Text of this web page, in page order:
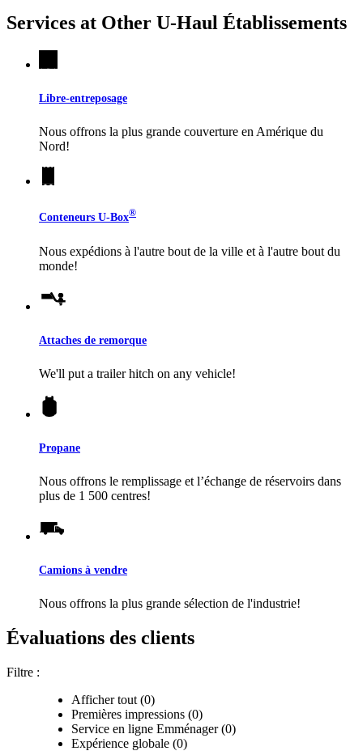
Services at Other U-Haul Établissements
Libre-entreposage
Nous offrons la plus grande couverture en Amérique du
Nord!
Conteneurs U-Box®
Nous expédions à l'autre bout de la ville et à l'autre bout du
monde!
Attaches de remorque
We'll put a trailer hitch on any vehicle!
Propane
Nous offrons le remplissage et l’échange de réservoirs dans
plus de 1 500 centres!
Camions à vendre
Nous offrons la plus grande sélection de l'industrie!
Évaluations des clients
Filtre :
Afficher tout (0)
Premières impressions (0)
Service en ligne Emménager (0)
Expérience globale (0)